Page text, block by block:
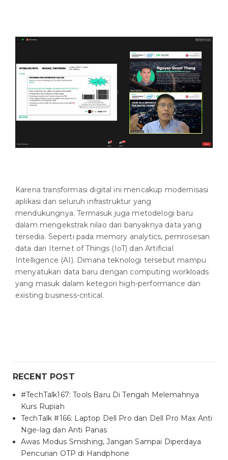
Karena transformasi digital ini mencakup modernisasi
aplikasi dan seluruh infrastruktur yang
mendukungnya. Termasuk juga metodelogi baru
dalam mengekstrak nilao dari banyaknya data yang
tersedia. Seperti pada memory analytics, pemrosesan
data dari Iternet of Things (IoT) dan Artificial
Intelligence (AI). Dimana teknologi tersebut mampu
menyatukan data baru dengan computing workloads
yang masuk dalam ketegori high-performance dan
existing business-critical.
RECENT POST
#TechTalk167: Tools Baru Di Tengah Melemahnya
Kurs Rupiah
TechTalk #166: Laptop Dell Pro dan Dell Pro Max Anti
Nge-lag dan Anti Panas
Awas Modus Smishing, Jangan Sampai Diperdaya
Pencurian OTP di Handphone